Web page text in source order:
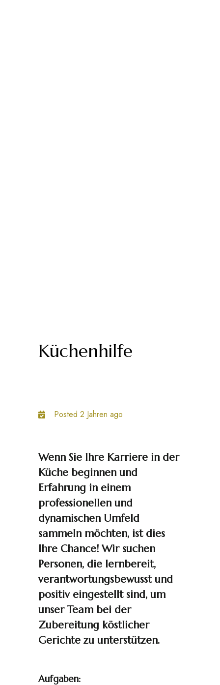
Küchenhilfe
Posted 2 Jahren ago
Wenn Sie Ihre Karriere in der
Küche beginnen und
Erfahrung in einem
professionellen und
dynamischen Umfeld
sammeln möchten, ist dies
Ihre Chance! Wir suchen
Personen, die lernbereit,
verantwortungsbewusst und
positiv eingestellt sind, um
unser Team bei der
Zubereitung köstlicher
Gerichte zu unterstützen.
Aufgaben: